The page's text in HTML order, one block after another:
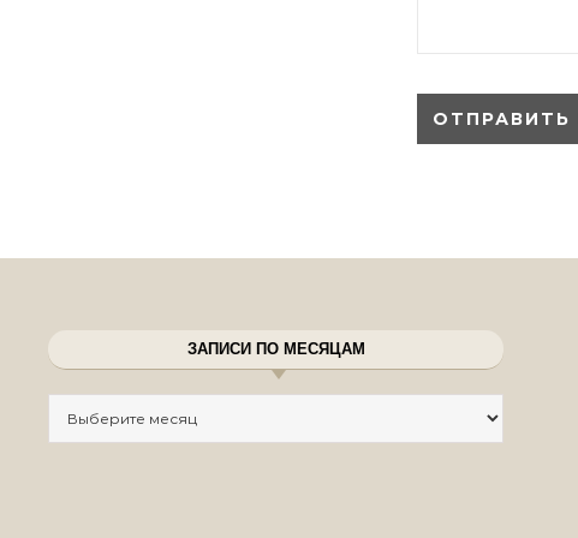
ЗАПИСИ ПО МЕСЯЦАМ